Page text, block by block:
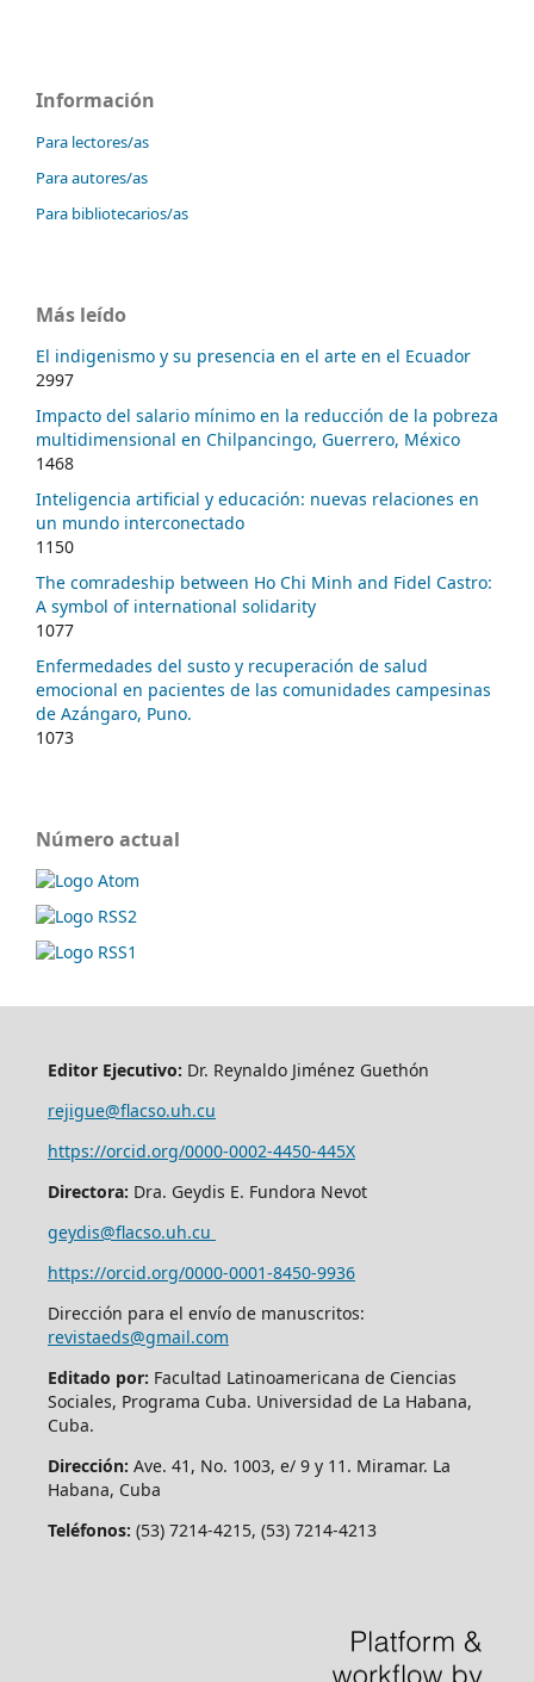
Información
Para lectores/as
Para autores/as
Para bibliotecarios/as
Más leído
El indigenismo y su presencia en el arte en el Ecuador
2997
Impacto del salario mínimo en la reducción de la pobreza
multidimensional en Chilpancingo, Guerrero, México
1468
Inteligencia artificial y educación: nuevas relaciones en
un mundo interconectado
1150
The comradeship between Ho Chi Minh and Fidel Castro:
A symbol of international solidarity
1077
Enfermedades del susto y recuperación de salud
emocional en pacientes de las comunidades campesinas
de Azángaro, Puno.
1073
Número actual
Editor Ejecutivo: Dr. Reynaldo Jiménez Guethón
rejigue@flacso.uh.cu
https://orcid.org/0000-0002-4450-445X
Directora: Dra. Geydis E. Fundora Nevot
geydis@flacso.uh.cu
https://orcid.org/0000-0001-8450-9936
Dirección para el envío de manuscritos:
revistaeds@gmail.com
Editado por: Facultad Latinoamericana de Ciencias
Sociales, Programa Cuba. Universidad de La Habana,
Cuba.
Dirección: Ave. 41, No. 1003, e/ 9 y 11. Miramar. La
Habana, Cuba
Teléfonos: (53) 7214-4215, (53) 7214-4213